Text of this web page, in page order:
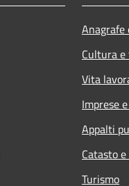
Cultura
Vita
Imprese
Appalti
Catasto
Turismo